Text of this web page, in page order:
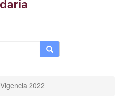
Buscar
Vigencia 2022